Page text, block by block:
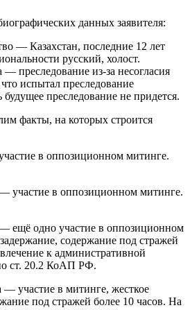
данных заявителя:
— Казахстан, последние 12 лет
русский, холост.
преследование из-за несогласия
испытал преследование
преследование не придется.
факты, на которых строится
в оппозиционном митинге.
участие в оппозиционном митинге.
ещё одно участие в оппозиционном
содержание под стражей
к административной
ст. 20.2 КоАП РФ.
— участие в митинге, жесткое
под стражей более 10 часов. На